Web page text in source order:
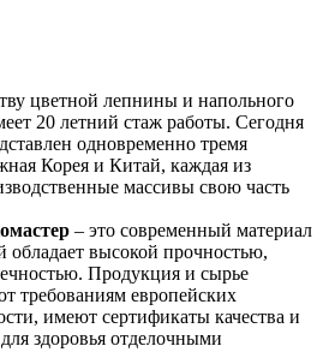
цветной лепнины и напольного
20 летний стаж работы. Сегодня
одновременно тремя
Корея и Китай, каждая из
массивы свою часть
– это современный материал
обладает высокой прочностью,
Продукция и сырье
требованиям европейских
имеют сертификаты качества и
здоровья отделочными